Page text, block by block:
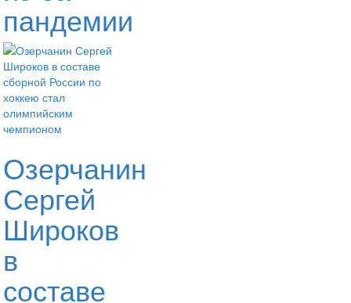
пандемии
Озерчанин
Сергей
Широков
в
составе